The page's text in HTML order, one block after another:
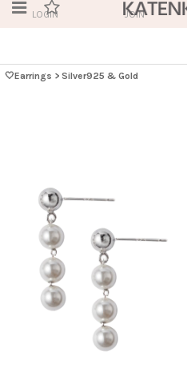
LOGIN JOIN
🤍Earrings > Silver925 & Gold